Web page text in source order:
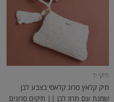
תיקי יד
תיק קלאץ סרוג קלאסי בצבע לבן
שמנת עם חרוז לבן || תיקים סרוגים